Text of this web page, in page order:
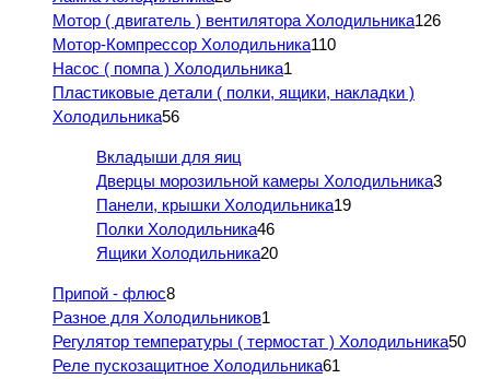
Мотор ( двигатель ) вентилятора Холодильника126
Мотор-Компрессор Холодильника110
Насос ( помпа ) Холодильника1
Пластиковые детали ( полки, ящики, накладки )
Холодильника56
Вкладыши для яиц
Дверцы морозильной камеры Холодильника3
Панели, крышки Холодильника19
Полки Холодильника46
Ящики Холодильника20
Припой - флюс8
Разное для Холодильников1
Регулятор температуры ( термостат ) Холодильника50
Реле пускозащитное Холодильника61